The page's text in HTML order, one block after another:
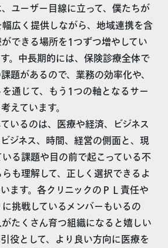
ユーザー目線に立って、僕たちが
広く提供しながら、地域連携を含
できる場所を1つずつ増やしてい
。中長期的には、保険診療全体で
題があるので、業務の効率化や、
通じて、もう1つの軸となるサー
えています。
いるのは、医療や経済、ビジネス
ジネス、時間、経営の側面と、現
る課題や目の前で起こっている不
も理解して、正しく選択できるよ
ます。各クリニックのＰＬ責任や
挑戦しているメンバーもいるの
たくさん育つ組織になると嬉しい
役として、より良い方向に医療を